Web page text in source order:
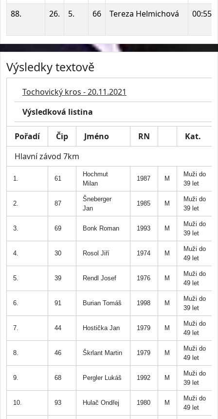
88. 26. 5. 66 Tereza Helmichová
Výsledky textově
Tochovický kros - 20.11.2021
Výsledková listina
Pořadí Čip Jméno RN
Kat.
Hlavní závod 7km
1. 61
Hochmut
Milan
1987 M
Muži do
39 let
2. 87
Šneberger
Jan
1985 M
Muži do
39 let
3. 69 Bonk Roman 1993 M
Muži do
39 let
4. 30 Rosol Jiří 1974 M
Muži do
49 let
5. 39 Rendl Josef 1976 M
Muži do
49 let
6. 91 Burian Tomáš 1998 M
Muži do
39 let
7. 44 Hostička Jan 1979 M
Muži do
49 let
8. 46 Škrlant Martin 1979 M
Muži do
49 let
9. 68 Pergler Lukáš 1992 M
Muži do
39 let
10. 93 Hulač Ondřej 1980 M
Muži do
49 let